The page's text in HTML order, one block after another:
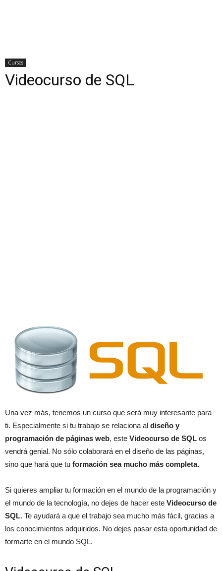
Cursos
Videocurso de SQL
Una vez más, tenemos un curso que será muy interesante para
ti. Especialmente si tu trabajo se relaciona al diseño y
programación de páginas web, este Videocurso de SQL os
vendrá genial. No sólo colaborará en el diseño de las páginas,
sino que hará que tu formación sea mucho más completa.
Si quieres ampliar tu formación en el mundo de la programación y
el mundo de la tecnología, no dejes de hacer este Videocurso de
SQL. Te ayudará a que el trabajo sea mucho más fácil, gracias a
los conocimientos adquiridos. No dejes pasar esta oportunidad de
formarte en el mundo SQL.